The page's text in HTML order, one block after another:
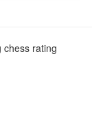
rating